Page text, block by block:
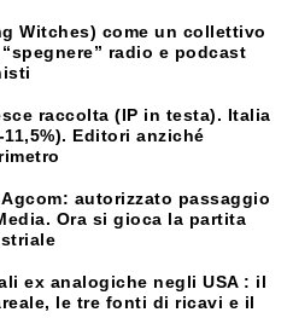
Witches) come un collettivo
radio e podcast
raccolta (IP in testa). Italia
Editori anziché
Agcom: autorizzato passaggio
Ora si gioca la partita
ex analogiche negli USA : il
le tre fonti di ricavi e il